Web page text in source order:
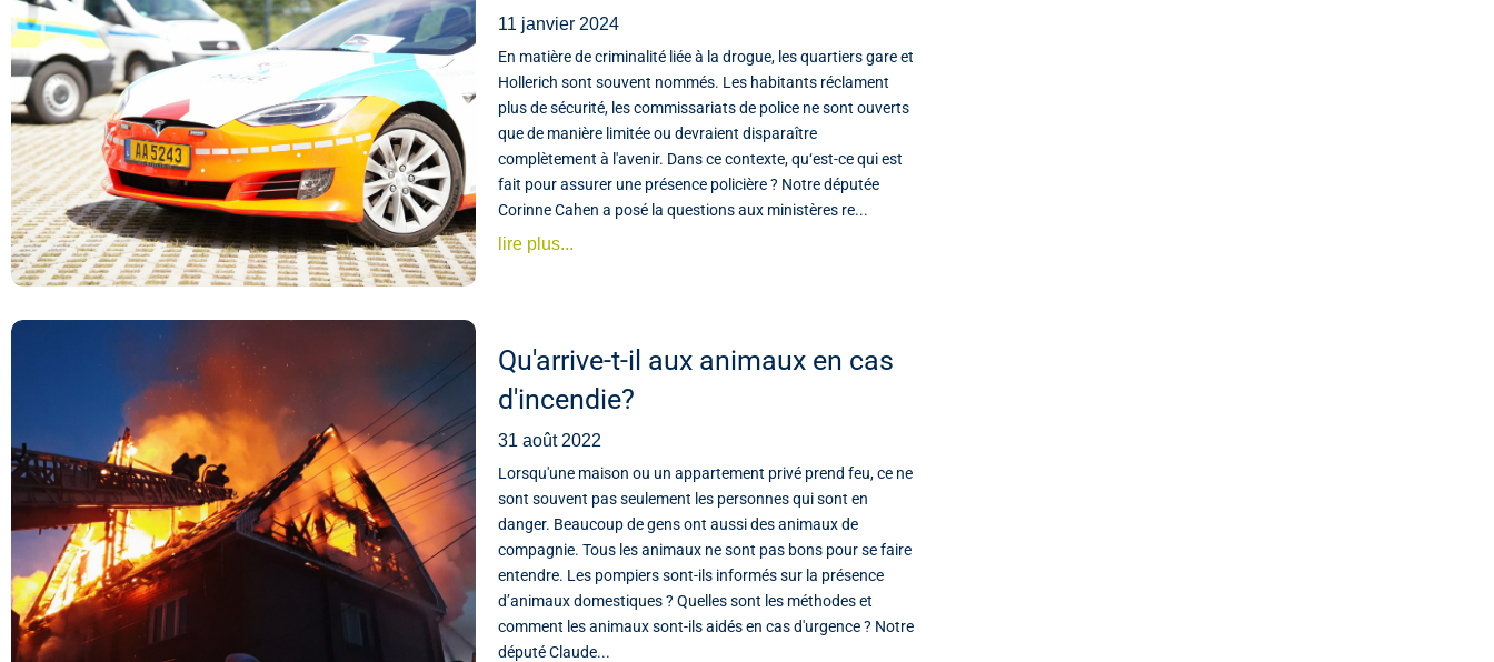
11 janvier 2024
En matière de criminalité liée à la drogue, les quartiers gare et
Hollerich sont souvent nommés. Les habitants réclament
plus de sécurité, les commissariats de police ne sont ouverts
que de manière limitée ou devraient disparaître
complètement à l'avenir. Dans ce contexte, qu‘est-ce qui est
fait pour assurer une présence policière ? Notre députée
Corinne Cahen a posé la questions aux ministères re...
lire plus...
Qu'arrive-t-il aux animaux en cas
d'incendie?
31 août 2022
Lorsqu'une maison ou un appartement privé prend feu, ce ne
sont souvent pas seulement les personnes qui sont en
danger. Beaucoup de gens ont aussi des animaux de
compagnie. Tous les animaux ne sont pas bons pour se faire
entendre. Les pompiers sont-ils informés sur la présence
d’animaux domestiques ? Quelles sont les méthodes et
comment les animaux sont-ils aidés en cas d'urgence ? Notre
député Claude...